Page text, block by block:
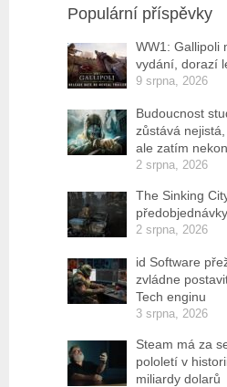
Populární příspěvky
WW1: Gallipoli
vydání, dorazí
9 srpna, 2026
Budoucnost
zůstává
ale zatím
2 srpna, 2026
The Sinking
2 srpna, 2026
id Software
zvládne
Tech enginu
3 srpna, 2026
Steam má za
pololetí v
miliardy dolarů